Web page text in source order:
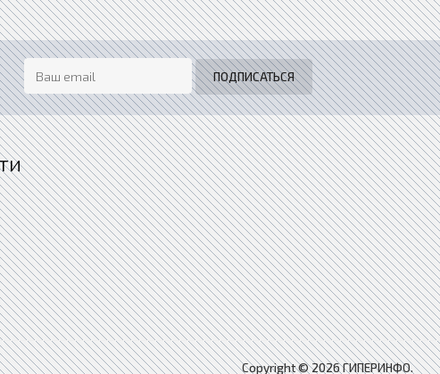
Copyright © 2026 ГИПЕРИНФО.